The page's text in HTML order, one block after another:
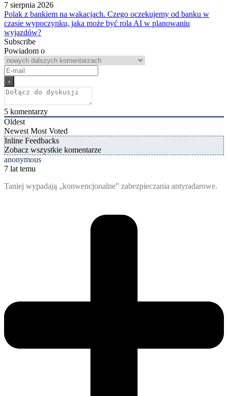
7 sierpnia 2026
Polak z bankiem na wakacjach. Czego oczekujemy od banku w
czasie wypoczynku, jaka może być rola AI w planowaniu
wyjazdów?
Subscribe
Powiadom o
5 komentarzy
Oldest
Newest Most Voted
Inline Feedbacks
Zobacz wszystkie komentarze
anonymous
7 lat temu
Taniej wypadają „konwencjonalne” zabezpieczania antyradarowe.